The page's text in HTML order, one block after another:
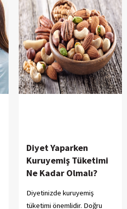
Diyet Yaparken
Kuruyemiş Tüketimi
Ne Kadar Olmalı?
Diyetinizde kuruyemiş
tüketimi önemlidir. Doğru